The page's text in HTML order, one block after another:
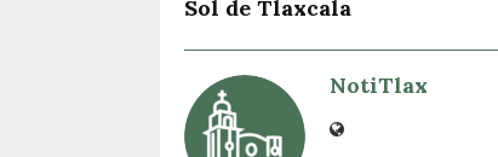
Sol de Tlaxcala
NotiTlax